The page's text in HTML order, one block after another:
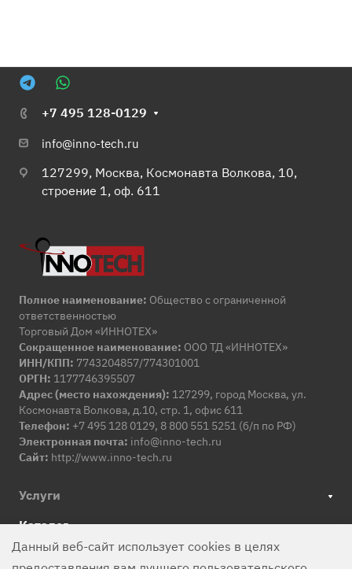
+7 495 128-0129
info@inno-tech.ru
127299, Москва, Космонавта Волкова, 10,
строение 1, оф. 611
Полное наименование: Общество с ограниченной
ответственностью
Торговый Дом «ИННОТЕХ»
Сокращенное наименование: ООО ТД «ИННОТЕХ»
ИНН/КПП: 7743204857/774301001
ОРГН: 1177746395507
Адрес (место нахождения): 127299, город Москва, ул.
Космонавта Волкова, д.10, стр. 1, офис 611
Телефон: +7 495 128 0129, 8 800 551 5251 (б/п по РФ)
Электронная почта: info@inno-tech.ru
Сайт: http://www.inno-tech.ru
Услуги
Каталог
Компания
Данный веб-сайт использует cookies в целях